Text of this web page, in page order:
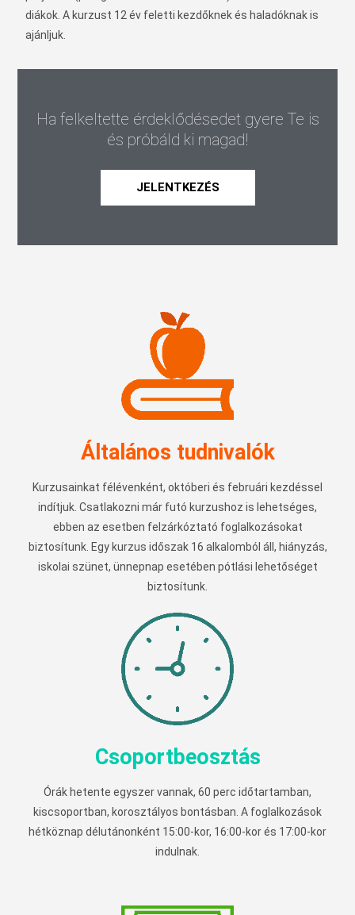
diákok. A kurzust 12 év feletti kezdőknek és haladóknak is
ajánljuk.
Ha felkeltette érdeklődésedet gyere Te is
és próbáld ki magad!
JELENTKEZÉS
Általános tudnivalók
Kurzusainkat félévenként, októberi és februári kezdéssel
indítjuk. Csatlakozni már futó kurzushoz is lehetséges,
ebben az esetben felzárkóztató foglalkozásokat
biztosítunk. Egy kurzus időszak 16 alkalomból áll, hiányzás,
iskolai szünet, ünnepnap esetében pótlási lehetőséget
biztosítunk.
Csoportbeosztás
Órák hetente egyszer vannak, 60 perc időtartamban,
kiscsoportban, korosztályos bontásban. A foglalkozások
hétköznap délutánonként 15:00-kor, 16:00-kor és 17:00-kor
indulnak.